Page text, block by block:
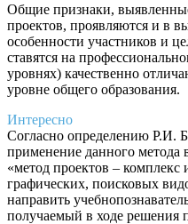
Общие признаки,
проектов, проявляются и в
особенности участников и
ставятся на
уровнях) качественно
уровне общего образования.
Интересно
Согласно определению Р.И.
применение данного метода
«метод проектов – комплекс
графических, поисковых
направить
получаемый в ходе решения